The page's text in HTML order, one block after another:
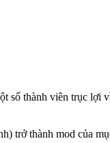
số thành viên trục
trở thành mod của